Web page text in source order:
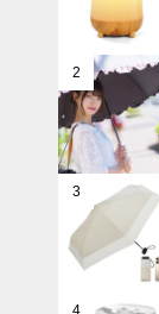
し。人体モチ
ーフ花瓶が作
る新しいイン
テリア。
UV・雨対策
【2025年最
新版】男性向
け日傘おすす
め5選｜大き
風に強く、ビ
テーブルウェア
2
3
4